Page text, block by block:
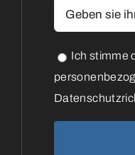
Ich stimme